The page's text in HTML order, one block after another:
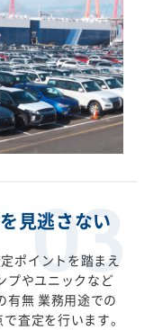
見逃さない
ポイントを踏まえ
プやユニックなど
有無 業務用途での
査定を行います。